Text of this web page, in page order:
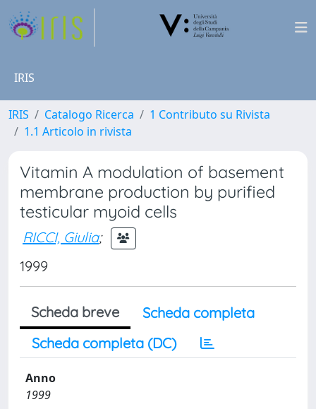
IRIS
IRIS Catalogo Ricerca
1 Contributo su Rivista
1.1 Articolo in rivista
Vitamin A modulation of basement
membrane production by purified
testicular myoid cells
RICCI, Giulia;
1999
Scheda breve
Scheda completa
Scheda completa (DC)
Anno
1999